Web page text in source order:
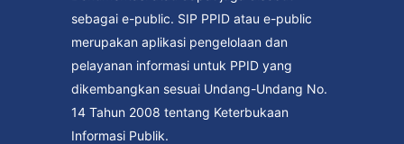
sebagai e-public. SIP PPID atau e-public
merupakan aplikasi pengelolaan dan
pelayanan informasi untuk PPID yang
dikembangkan sesuai Undang-Undang No.
14 Tahun 2008 tentang Keterbukaan
Informasi Publik.